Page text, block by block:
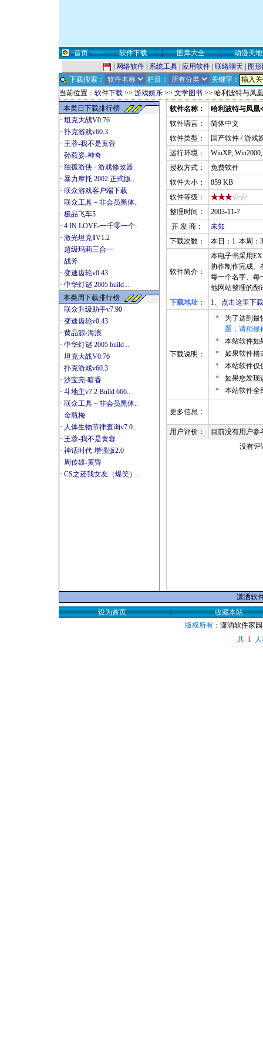
首页 >>> 软件下载 | 图库大全 |
动漫天地
网络软件 系统工具 应用软件 联络聊天
图
下载搜索：
栏目：
关键字：
当前位置： 软件下载 >> 游戏娱乐 >> 文学图书 >> 哈利波特与凤
本类日下载排行榜
· 坦克大战V0.76
· 扑克游戏v60.3
· 王蓉-我不是黄蓉
· 孙燕姿-神奇
· 独孤游侠 - 游戏修改器..
· 暴力摩托 2002 正式版..
· 联众游戏客户端下载
· 联众工具－非会员黑体..
· 极品飞车5
· 4 IN LOVE-一千零一个..
· 激光坦克ⅡV1.2
· 超级玛莉三合一
· 战斧
· 变速齿轮v0.43
· 中华灯谜 2005 build ..
本类周下载排行榜
· 联众升级助手v7.90
· 变速齿轮v0.43
· 黄品源-海浪
· 中华灯谜 2005 build ..
· 坦克大战V0.76
· 扑克游戏v60.3
· 沙宝亮-暗香
· 斗地主v7.2 Build 666..
· 联众工具－非会员黑体..
· 金瓶梅
· 人体生物节律查询v7.0..
· 王蓉-我不是黄蓉
· 神话时代 增强版2.0
· 周传雄-黄昏
· CS之还我女友（爆笑）..
软件名称：
哈利波特与凤凰
软件语言：
简体中文
软件类型：
国产软件 / 游戏
运行环境：
WinXP,
授权方式：
免费软件
软件大小：
859 KB
软件等级：
整理时间：
2003-11-7
开 发 商：
未知
下载次数：
本日：1 本周：
软件简介：
本电子书采用
协作制作完成。
每一个名字、每
他网站整理的翻
下载地址：
1、 点击这里下
下载说明：
*
为了达到最
题，请稍候
*
本站软件如
*
如果软件格
*
本站软件仅
*
如果您发现
*
本站软件全
更多信息：
用户评价：
目前没有用户参
没有评
潇洒软
设为首页
|
收藏本站
版权所有： 潇洒软件家园
共